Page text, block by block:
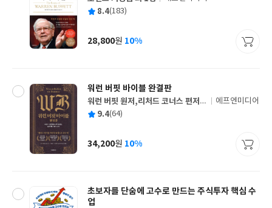
글
쓴
출
사
평 8.4(183)
가
28,800원 10%
워런 버핏 바이블 완결판
글
쓴
워런 버핏 원저,리처드 코너스 편저/
이건 편역/김학균, 홍진채 등 10인 해
출
사
에프엔미디어
평 9.4(64)
가
34,200원 10%
초보자를 단숨에 고수로 만드는 주식투자 핵심 수
업